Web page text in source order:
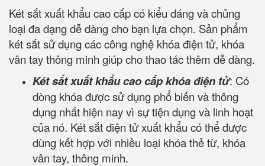
Két sắt xuất khẩu cao cấp có kiểu dáng và chủng
loại đa dạng dễ dàng cho bạn lựa chọn. Sản phẩm
két sắt sử dụng các công nghệ khóa điện tử, khóa
vân tay thông minh giúp cho thao tác thêm dễ dàng.
Két sắt xuất khẩu cao cấp khóa điện tử: Có
dòng khóa được sử dụng phổ biến và thông
dụng nhất hiện nay vì sự tiện dụng và linh hoạt
của nó. Két sắt điện tử xuất khẩu có thể được
dùng kết hợp với nhiều loại khóa thẻ từ, khóa
vân tay, thông minh.